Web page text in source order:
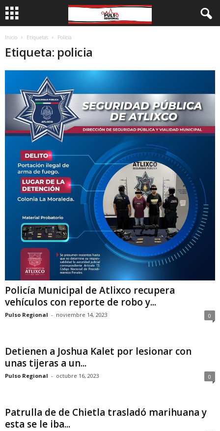
Inicio Etiquetas Policia
Etiqueta: policia
Policía Municipal de Atlixco recupera
vehículos con reporte de robo y...
Pulso Regional - noviembre 14, 2023 0
Detienen a Joshua Kalet por lesionar con
unas tijeras a un...
Pulso Regional - octubre 16, 2023 0
Patrulla de de Chietla trasladó marihuana y
esta se le iba...